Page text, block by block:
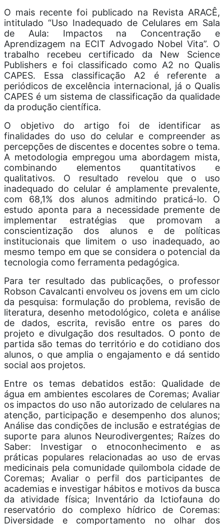
O mais recente foi publicado na Revista ARACÊ,
intitulado “Uso Inadequado de Celulares em Sala
de Aula: Impactos na Concentração e
Aprendizagem na ECIT Advogado Nobel Vita”. O
trabalho recebeu certificado da New Science
Publishers e foi classificado como A2 no Qualis
CAPES. Essa classificação A2 é referente a
periódicos de excelência internacional, já o Qualis
CAPES é um sistema de classificação da qualidade
da produção científica.
O objetivo do artigo foi de identificar as
finalidades do uso do celular e compreender as
percepções de discentes e docentes sobre o tema.
A metodologia empregou uma abordagem mista,
combinando elementos quantitativos e
qualitativos. O resultado revelou que o uso
inadequado do celular é amplamente prevalente,
com 68,1% dos alunos admitindo praticá-lo. O
estudo aponta para a necessidade premente de
implementar estratégias que promovam a
conscientização dos alunos e de políticas
institucionais que limitem o uso inadequado, ao
mesmo tempo em que se considera o potencial da
tecnologia como ferramenta pedagógica.
Para ter resultado das publicações, o professor
Robson Cavalcanti envolveu os jovens em um ciclo
da pesquisa: formulação do problema, revisão de
literatura, desenho metodológico, coleta e análise
de dados, escrita, revisão entre os pares do
projeto e divulgação dos resultados. O ponto de
partida são temas do território e do cotidiano dos
alunos, o que amplia o engajamento e dá sentido
social aos projetos.
Entre os temas debatidos estão: Qualidade de
água em ambientes escolares de Coremas; Avaliar
os impactos do uso não autorizado de celulares na
atenção, participação e desempenho dos alunos;
Análise das condições de inclusão e estratégias de
suporte para alunos Neurodivergentes; Raízes do
Saber: Investigar o etnoconhecimento e as
práticas populares relacionadas ao uso de ervas
medicinais pela comunidade quilombola cidade de
Coremas; Avaliar o perfil dos participantes de
academias e investigar hábitos e motivos da busca
da atividade física; Inventário da Ictiofauna do
reservatório do complexo hídrico de Coremas:
Diversidade e comportamento no olhar dos